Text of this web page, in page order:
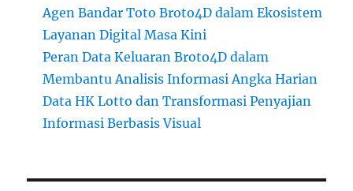
Agen Bandar Toto Broto4D dalam Ekosistem
Layanan Digital Masa Kini
Peran Data Keluaran Broto4D dalam
Membantu Analisis Informasi Angka Harian
Data HK Lotto dan Transformasi Penyajian
Informasi Berbasis Visual